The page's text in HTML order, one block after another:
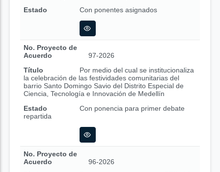
Estado
Con ponentes asignados
No. Proyecto de
Acuerdo
97-2026
Título
Por medio del cual se institucionaliza
la celebración de las festividades comunitarias del
barrio Santo Domingo Savio del Distrito Especial de
Ciencia, Tecnología e Innovación de Medellín
Estado
Con ponencia para primer debate
repartida
No. Proyecto de
Acuerdo
96-2026